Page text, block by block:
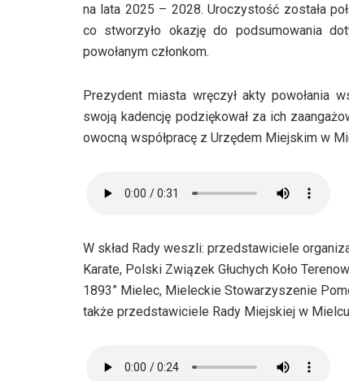
na lata 2025 – 2028. Uroczystość została
co stworzyło okazję do podsumowania
powołanym członkom.
Prezydent miasta wręczył akty powołania
swoją kadencję podziękował za ich
owocną współpracę z Urzędem Miejskim w
W skład Rady weszli: przedstawiciele
Karate, Polski Związek Głuchych Koło
1893” Mielec, Mieleckie Stowarzyszenie
także przedstawiciele Rady Miejskiej w